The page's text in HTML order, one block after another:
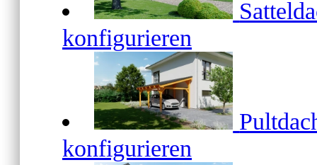
konfigurieren
konfigurieren